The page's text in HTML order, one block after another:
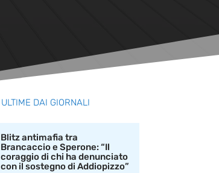
ULTIME DAI GIORNALI
Blitz antimafia tra
Brancaccio e Sperone: “Il
coraggio di chi ha denunciato
con il sostegno di Addiopizzo”